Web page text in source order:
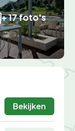
+ 17 foto's
Bekijken